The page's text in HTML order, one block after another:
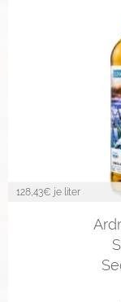
128,43€ je liter